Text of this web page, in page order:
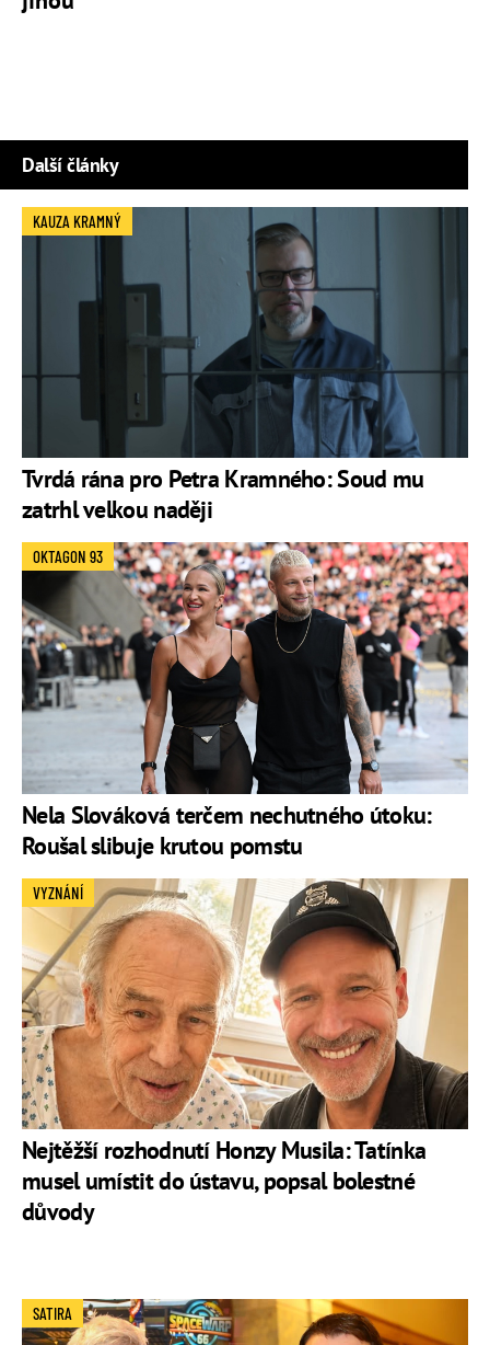
Další články
Tvrdá rána pro Petra Kramného: Soud mu
zatrhl velkou naději
KAUZA KRAMNÝ
Nela Slováková terčem nechutného útoku:
Roušal slibuje krutou pomstu
OKTAGON 93
Nejtěžší rozhodnutí Honzy Musila: Tatínka
musel umístit do ústavu, popsal bolestné
důvody
VYZNÁNÍ
SATIRA